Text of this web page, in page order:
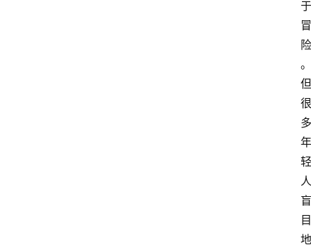
于
冒
险
。
但
很
多
年
轻
人
盲
目
地